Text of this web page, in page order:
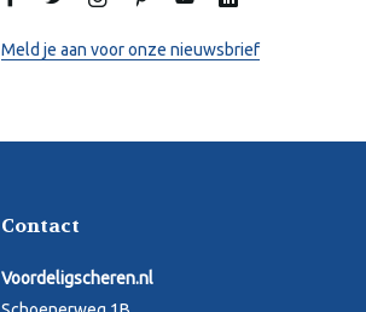
Meld je aan voor onze nieuwsbrief
Contact
Voordeligscheren.nl